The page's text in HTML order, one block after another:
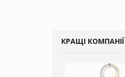
КРАЩІ КОМПАНІЇ